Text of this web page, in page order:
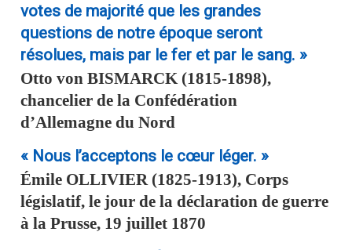
votes de majorité que les grandes
questions de notre époque seront
résolues, mais par le fer et par le sang. »
Otto vonBISMARCK(1815-1898),
chancelier de la Confédération
d’Allemagne du Nord
« Nous l’acceptons le cœur léger. »
Émile OLLIVIER(1825-1913), Corps
législatif, le jour de la déclaration de guerre
à la Prusse, 19 juillet 1870